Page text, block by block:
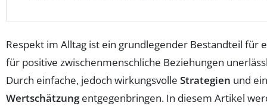
Respekt im Alltag ist ein grundlegender Bestandteil
für positive zwischenmenschliche Beziehungen
Durch einfache, jedoch wirkungsvolle Strategien und
Wertschätzungentgegenbringen. In diesem Artikel